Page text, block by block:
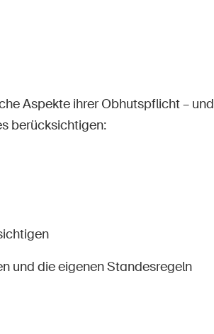
Aspekte ihrer Obhutspflicht – und
berücksichtigen:
und die eigenen Standesregeln